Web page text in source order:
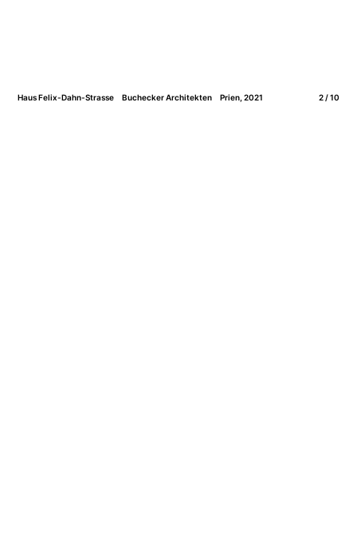
Haus Felix-Dahn-Strasse Buchecker Architekten Prien, 2021 2 / 10